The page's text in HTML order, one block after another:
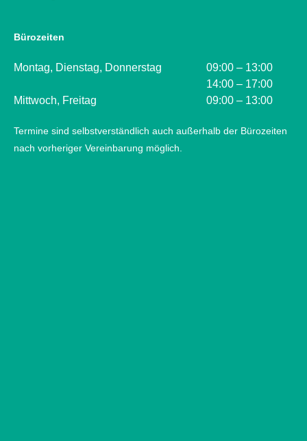
Bürozeiten
Montag, Dienstag, Donnerstag
09:00 – 13:00
14:00 – 17:00
Mittwoch, Freitag
09:00 – 13:00
Termine sind selbstverständlich auch außerhalb der Bürozeiten
nach vorheriger Vereinbarung möglich.